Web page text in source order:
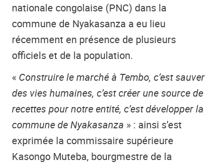
nationale congolaise (PNC) dans la
commune de Nyakasanza a eu lieu
récemment en présence de plusieurs
officiels et de la population.
« Construire le marché à Tembo, c’est sauver
des vies humaines, c’est créer une source de
recettes pour notre entité, c’est développer la
commune de Nyakasanza » : ainsi s’est
exprimée la commissaire supérieure
Kasongo Muteba, bourgmestre de la